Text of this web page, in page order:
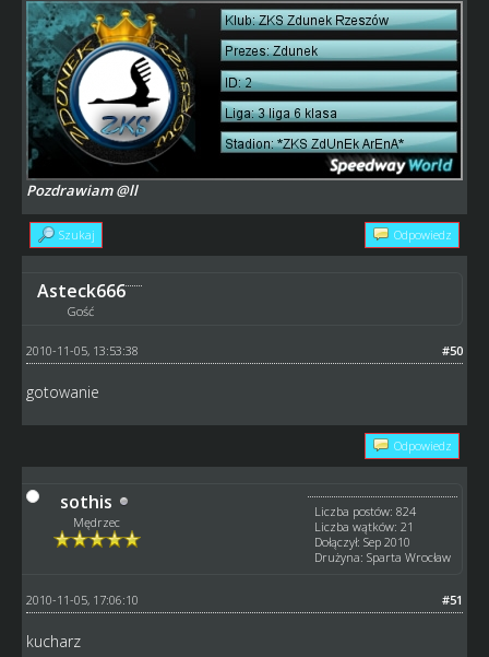
Pozdrawiam @ll
Szukaj Odpowiedz
Asteck666
Gość
#50
2010-11-05, 13:53:38
gotowanie
Odpowiedz
sothis
Mędrzec
Liczba postów: 824
Liczba wątków: 21
Dołączył: Sep 2010
Drużyna: Sparta Wrocław
#51
2010-11-05, 17:06:10
kucharz